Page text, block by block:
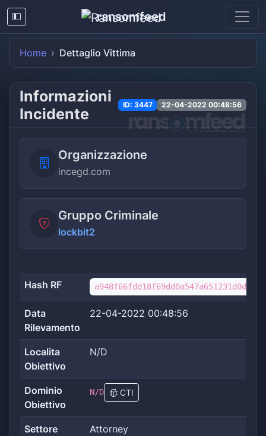
ransomfeed
Home Dettaglio Vittima
Informazioni
Incidente
ID: 3447 22-04-2022 00:48:56
Organizzazione
incegd.com
Gruppo Criminale
lockbit2
Hash RF
Data
Rilevamento
22-04-2022 00:48:56
Localita
Obiettivo
N/D
Dominio
Obiettivo
N/D CTI
Settore
Attorney